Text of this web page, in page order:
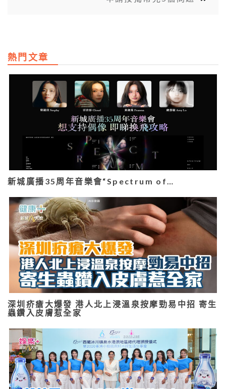
熱門文章
新城廣播35周年音樂會“Spectrum of…
深圳疥瘡大爆發 港人北上浸溫泉按摩勁易中招 寄生
蟲鑽入皮膚惹全家